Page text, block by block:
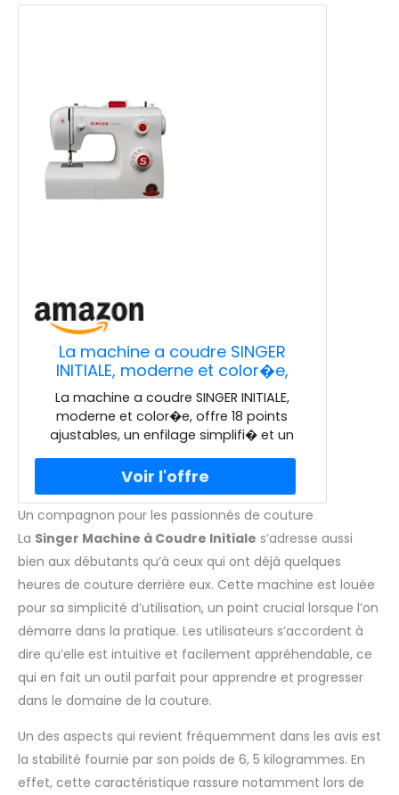
La machine a coudre SINGER
INITIALE, moderne et color�e,
offre 18 points ajustables, un
enfilage simplifi� et un �clairage
du plan de travail. Sa robustesse
est assur�e par un porte-
canette m�tallique
La machine a coudre SINGER INITIALE,
moderne et color�e, offre 18 points
ajustables, un enfilage simplifi� et un
robustesse est assur�e par un porte-
canette m�tallique. Inclus : un mini-kit
d'accessoires pour une utilisation
imm�diate.
Un compagnon pour les passionnés de couture
La Singer Machine à Coudre Initiale s’adresse aussi
bien aux débutants qu’à ceux qui ont déjà quelques
heures de couture derrière eux. Cette machine est louée
pour sa simplicité d’utilisation, un point crucial lorsque l’on
démarre dans la pratique. Les utilisateurs s’accordent à
dire qu’elle est intuitive et facilement appréhendable, ce
qui en fait un outil parfait pour apprendre et progresser
dans le domaine de la couture.
Un des aspects qui revient fréquemment dans les avis est
la stabilité fournie par son poids de 6, 5 kilogrammes. En
effet, cette caractéristique rassure notamment lors de